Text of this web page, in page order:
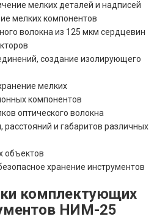
мелких деталей и надписей
мелких компонентов
волокна из 125 мкм сердцевин
создание изолирующего
мелких
компонентов
оптического волокна
и габаритов различных
объектов
хранение инструментов
комплектующих
НИМ-25